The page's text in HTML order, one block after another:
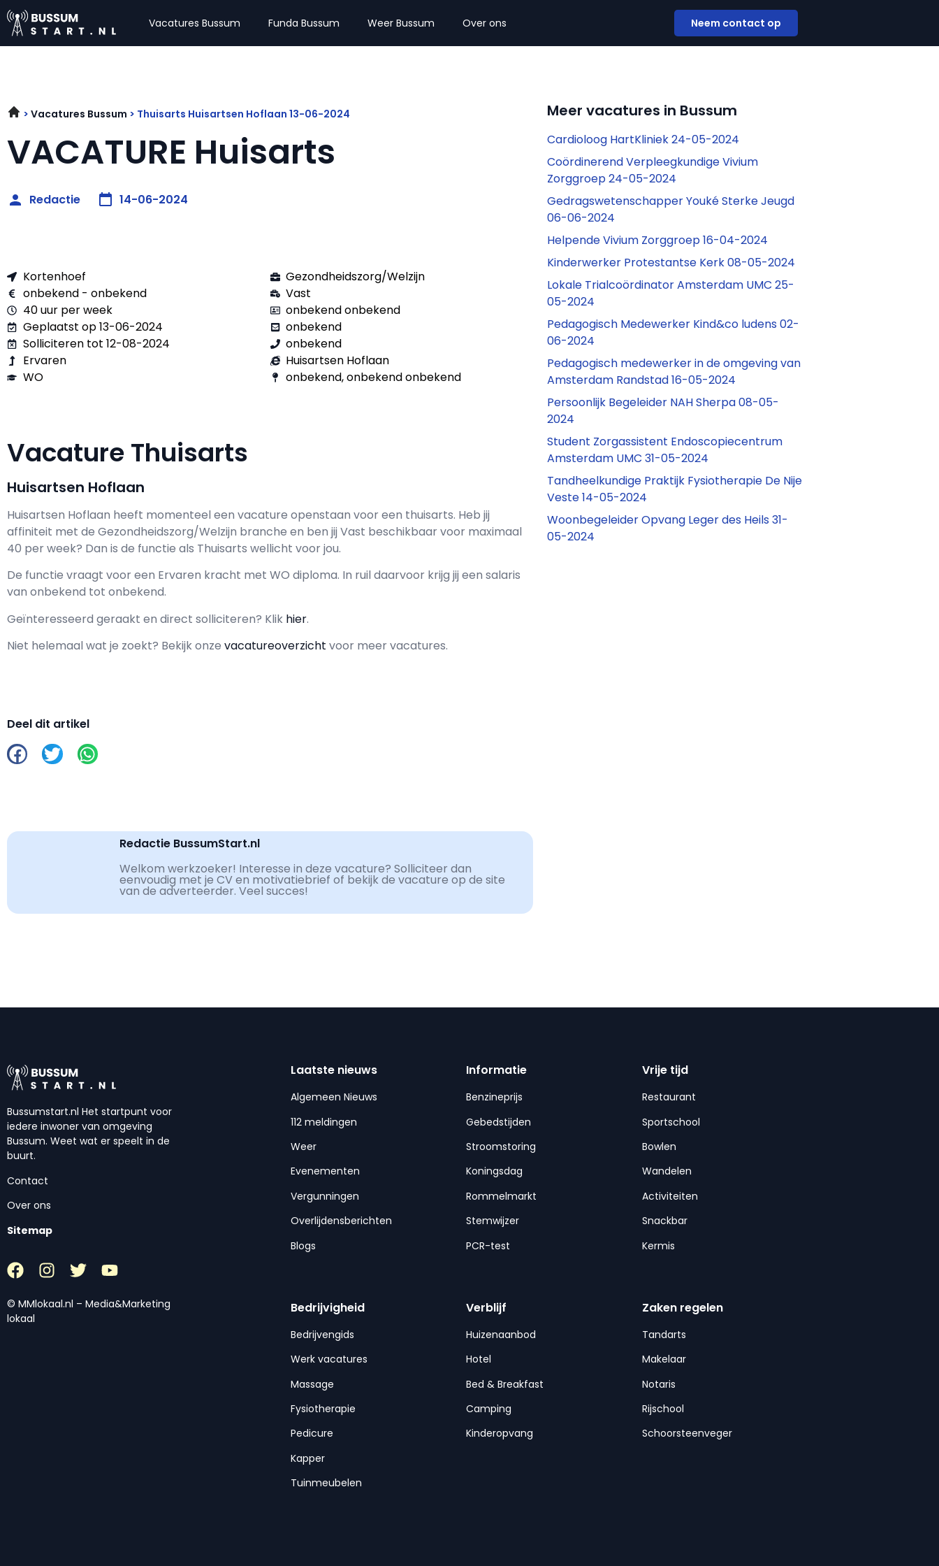
Vacatures Bussum Funda Bussum Weer Bussum Over ons Neem contact op
Vacatures Bussum Thuisarts Huisartsen Hoflaan 13-06-2024
VACATURE Huisarts
Redactie 14-06-2024
Kortenhoef
onbekend - onbekend
40 uur per week
Geplaatst op 13-06-2024
Solliciteren tot 12-08-2024
Ervaren
WO
Gezondheidszorg/Welzijn
Vast
onbekend onbekend
onbekend
onbekend
Huisartsen Hoflaan
onbekend, onbekend onbekend
Vacature Thuisarts
Huisartsen Hoflaan
Huisartsen Hoflaan heeft momenteel een vacature openstaan voor een thuisarts. Heb jij
affiniteit met de Gezondheidszorg/Welzijn branche en ben jij Vast beschikbaar voor maximaal
40 per week? Dan is de functie als Thuisarts wellicht voor jou.
De functie vraagt voor een Ervaren kracht met WO diploma. In ruil daarvoor krijg jij een salaris
van onbekend tot onbekend.
Geïnteresseerd geraakt en direct solliciteren? Klik hier.
Niet helemaal wat je zoekt? Bekijk onze vacatureoverzicht voor meer vacatures.
Deel dit artikel
Redactie BussumStart.nl
Welkom werkzoeker! Interesse in deze vacature? Solliciteer dan
eenvoudig met je CV en motivatiebrief of bekijk de vacature op de site
van de adverteerder. Veel succes!
Meer vacatures in Bussum
Cardioloog HartKliniek 24-05-2024
Coördinerend Verpleegkundige Vivium
Zorggroep 24-05-2024
Gedragswetenschapper Youké Sterke Jeugd
06-06-2024
Helpende Vivium Zorggroep 16-04-2024
Kinderwerker Protestantse Kerk 08-05-2024
Lokale Trialcoördinator Amsterdam UMC 25-
05-2024
Pedagogisch Medewerker Kind&co ludens 02-
06-2024
Pedagogisch medewerker in de omgeving van
Amsterdam Randstad 16-05-2024
Persoonlijk Begeleider NAH Sherpa 08-05-
2024
Student Zorgassistent Endoscopiecentrum
Amsterdam UMC 31-05-2024
Tandheelkundige Praktijk Fysiotherapie De Nije
Veste 14-05-2024
Woonbegeleider Opvang Leger des Heils 31-
05-2024
Bussumstart.nl Het startpunt voor
iedere inwoner van omgeving
Bussum. Weet wat er speelt in de
buurt.
Contact
Over ons
Sitemap
© MMlokaal.nl – Media&Marketing
lokaal
Laatste nieuws
Algemeen Nieuws
112 meldingen
Weer
Evenementen
Vergunningen
Overlijdensberichten
Blogs
Informatie
Benzineprijs
Gebedstijden
Stroomstoring
Koningsdag
Rommelmarkt
Stemwijzer
PCR-test
Vrije tijd
Restaurant
Sportschool
Bowlen
Wandelen
Activiteiten
Snackbar
Kermis
Bedrijvigheid
Bedrijvengids
Werk vacatures
Massage
Fysiotherapie
Pedicure
Kapper
Tuinmeubelen
Verblijf
Huizenaanbod
Hotel
Bed & Breakfast
Camping
Kinderopvang
Zaken regelen
Tandarts
Makelaar
Notaris
Rijschool
Schoorsteenveger